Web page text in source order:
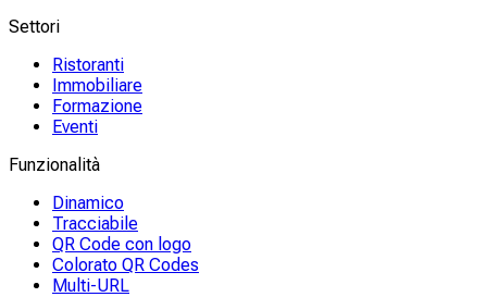
Settori
Ristoranti
Immobiliare
Formazione
Eventi
Funzionalità
Dinamico
Tracciabile
QR Code con logo
Colorato QR Codes
Multi-URL